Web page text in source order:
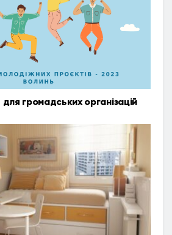
громадських організацій